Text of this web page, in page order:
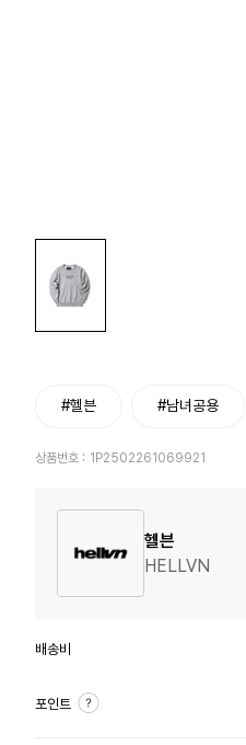
#헬븐 #남녀공용
상품번호 : 1P2502261069921
헬븐
HELLVN
배송비
포인트